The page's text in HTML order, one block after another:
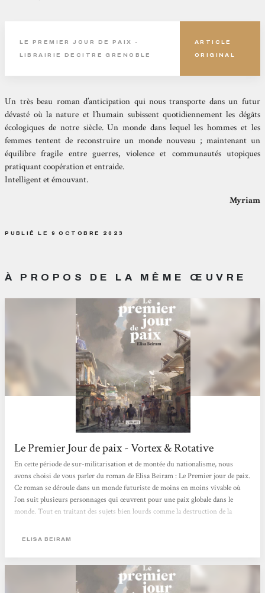
LE PREMIER JOUR DE PAIX -
LIBRAIRIE DECITRE GRENOBLE
ARTICLE
ORIGINAL
Un très beau roman d’anticipation qui nous transporte dans un futur
dévasté où la nature et l’humain subissent quotidiennement les dégâts
écologiques de notre siècle. Un monde dans lequel les hommes et les
femmes tentent de reconstruire un monde nouveau ; maintenant un
équilibre fragile entre guerres, violence et communautés utopiques
pratiquant coopération et entraide.
Intelligent et émouvant.
Myriam
PUBLIÉ LE 9 OCTOBRE 2023
À PROPOS DE LA MÊME ŒUVRE
Le Premier Jour de paix - Vortex & Rotative
En cette période de sur-militarisation et de montée du nationalisme, nous
avons choisi de vous parler du roman de Elisa Beiram : Le Premier jour de paix.
Ce roman se déroule dans un monde futuriste de moins en moins vivable où
l’on suit plusieurs personnages qui œuvrent pour une paix globale dans le
monde. Tout en traitant des sujets bien lourds comme la destruction de la
s’inscrit dans une écriture de SF positive et propose des regards d’espoirs sur
ELISA BEIRAM